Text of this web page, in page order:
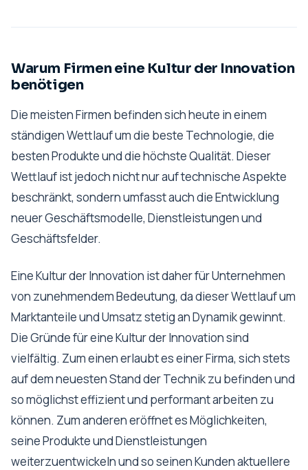
Warum Firmen eine Kultur der Innovation
benötigen
Die meisten Firmen befinden sich heute in einem
ständigen Wettlauf um die beste Technologie, die
besten Produkte und die höchste Qualität. Dieser
Wettlauf ist jedoch nicht nur auf technische Aspekte
beschränkt, sondern umfasst auch die Entwicklung
neuer Geschäftsmodelle, Dienstleistungen und
Geschäftsfelder.
Eine Kultur der Innovation ist daher für Unternehmen
von zunehmendem Bedeutung, da dieser Wettlauf um
Marktanteile und Umsatz stetig an Dynamik gewinnt.
Die Gründe für eine Kultur der Innovation sind
vielfältig. Zum einen erlaubt es einer Firma, sich stets
auf dem neuesten Stand der Technik zu befinden und
so möglichst effizient und performant arbeiten zu
können. Zum anderen eröffnet es Möglichkeiten,
seine Produkte und Dienstleistungen
weiterzuentwickeln und so seinen Kunden aktuellere